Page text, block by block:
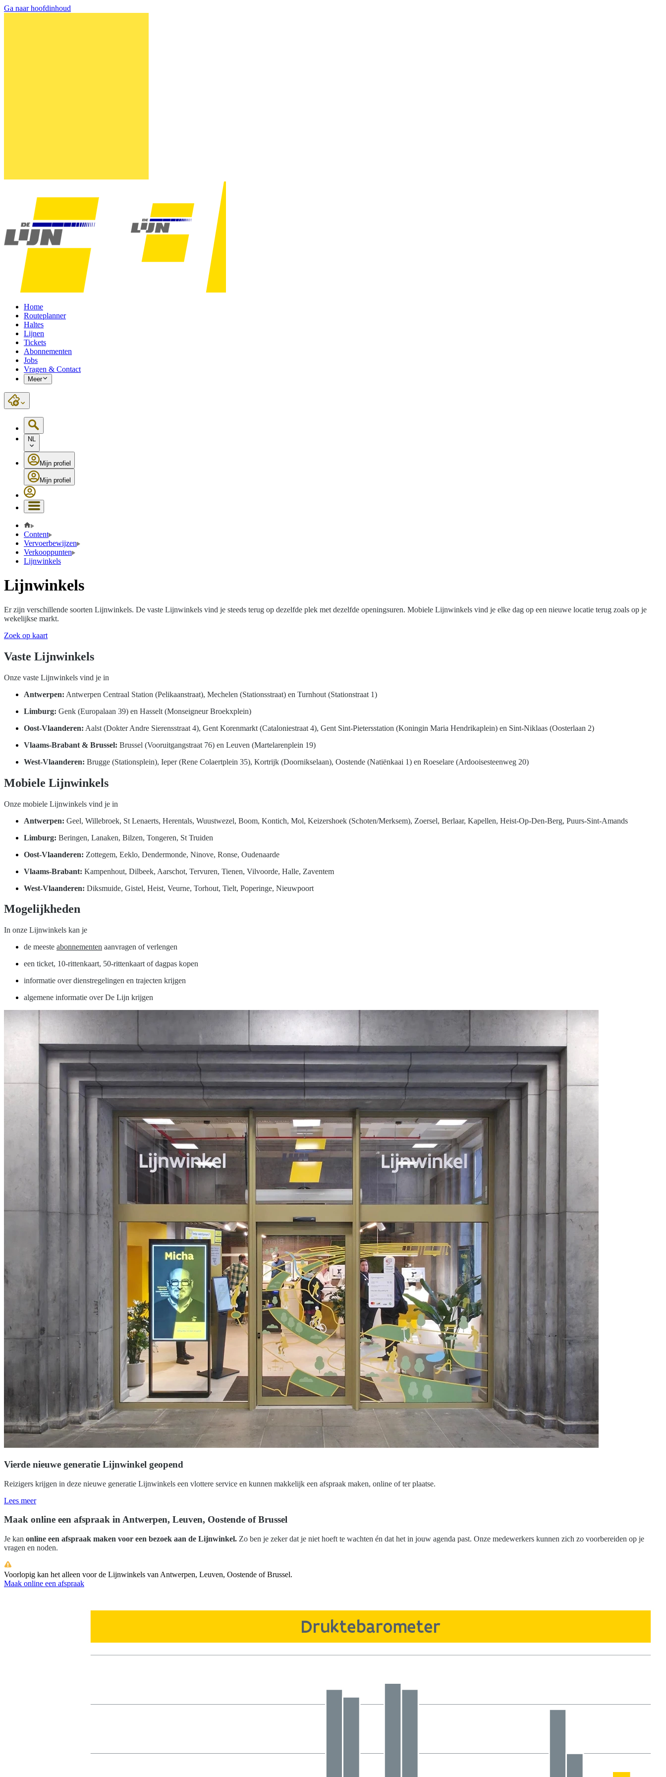
Ga naar hoofdinhoud
Home
Routeplanner
Haltes
Lijnen
Tickets
Abonnementen
Jobs
Vragen & Contact
Meer
NL
Mijn profiel
Mijn profiel
Content
Vervoerbewijzen
Verkooppunten
Lijnwinkels
Lijnwinkels
Er zijn verschillende soorten Lijnwinkels. De vaste Lijnwinkels vind je steeds terug op dezelfde plek met dezelfde openingsuren. Mobiele Lijnwinkels vind je elke dag op een nieuwe locatie terug zoals op je
wekelijkse markt.
Zoek op kaart
Vaste Lijnwinkels
Onze vaste Lijnwinkels vind je in
Antwerpen: Antwerpen Centraal Station (Pelikaanstraat), Mechelen (Stationsstraat) en Turnhout (Stationstraat 1)
Limburg: Genk (Europalaan 39) en Hasselt (Monseigneur Broekxplein)
Oost-Vlaanderen: Aalst (Dokter Andre Sierensstraat 4), Gent Korenmarkt (Cataloniestraat 4), Gent Sint-Pietersstation (Koningin Maria Hendrikaplein) en Sint-Niklaas (Oosterlaan 2)
Vlaams-Brabant & Brussel: Brussel (Vooruitgangstraat 76) en Leuven (Martelarenplein 19)
West-Vlaanderen: Brugge (Stationsplein), Ieper (Rene Colaertplein 35), Kortrijk (Doornikselaan), Oostende (Natiënkaai 1) en Roeselare (Ardooisesteenweg 20)
Mobiele Lijnwinkels
Onze mobiele Lijnwinkels vind je in
Antwerpen: Geel, Willebroek, St Lenaerts, Herentals, Wuustwezel, Boom, Kontich, Mol, Keizershoek (Schoten/Merksem), Zoersel, Berlaar, Kapellen, Heist-Op-Den-Berg, Puurs-Sint-Amands
Limburg: Beringen, Lanaken, Bilzen, Tongeren, St Truiden
Oost-Vlaanderen: Zottegem, Eeklo, Dendermonde, Ninove, Ronse, Oudenaarde
Vlaams-Brabant: Kampenhout, Dilbeek, Aarschot, Tervuren, Tienen, Vilvoorde, Halle, Zaventem
West-Vlaanderen: Diksmuide, Gistel, Heist, Veurne, Torhout, Tielt, Poperinge, Nieuwpoort
Mogelijkheden
In onze Lijnwinkels kan je
de meeste abonnementen aanvragen of verlengen
een ticket, 10-rittenkaart, 50-rittenkaart of dagpas kopen
informatie over dienstregelingen en trajecten krijgen
algemene informatie over De Lijn krijgen
Vierde nieuwe generatie Lijnwinkel geopend
Reizigers krijgen in deze nieuwe generatie Lijnwinkels een vlottere service en kunnen makkelijk een afspraak maken, online of ter plaatse.
Lees meer
Maak online een afspraak in Antwerpen, Leuven, Oostende of Brussel
Je kan online een afspraak maken voor een bezoek aan de Lijnwinkel. Zo ben je zeker dat je niet hoeft te wachten én dat het in jouw agenda past. Onze medewerkers kunnen zich zo voorbereiden op je
vragen en noden.
Voorlopig kan het alleen voor de Lijnwinkels van Antwerpen, Leuven, Oostende of Brussel.
Maak online een afspraak